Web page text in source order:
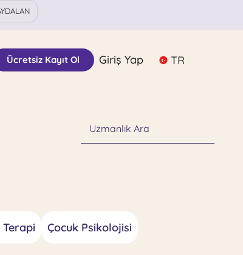
Ücretsiz Kayıt Ol Giriş Yap TR
Uzmanlık Ara
Terapi Çocuk Psikolojisi